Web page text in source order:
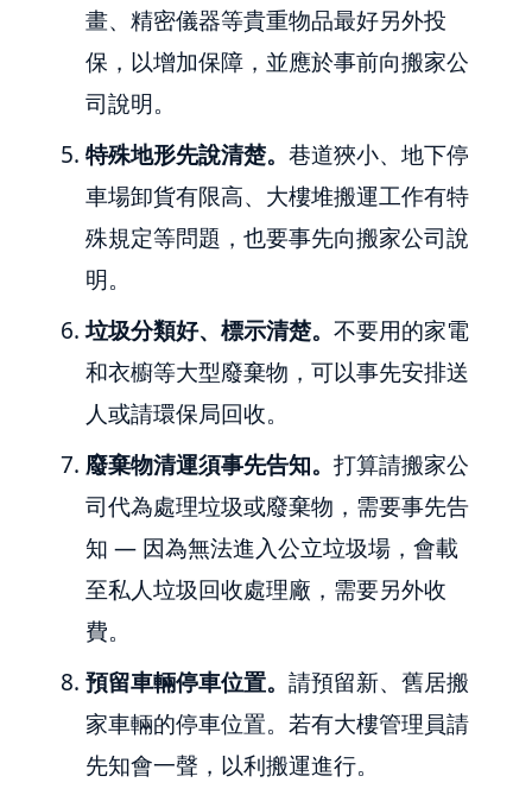
畫、精密儀器等貴重物品最好另外投
保，以增加保障，並應於事前向搬家公
司說明。
特殊地形先說清楚。 巷道狹小、地下停
車場卸貨有限高、大樓堆搬運工作有特
殊規定等問題，也要事先向搬家公司說
明。
垃圾分類好、標示清楚。 不要用的家電
和衣櫥等大型廢棄物，可以事先安排送
人或請環保局回收。
廢棄物清運須事先告知。 打算請搬家公
司代為處理垃圾或廢棄物，需要事先告
知 — 因為無法進入公立垃圾場，會載
至私人垃圾回收處理廠，需要另外收
費。
預留車輛停車位置。 請預留新、舊居搬
家車輛的停車位置。若有大樓管理員請
先知會一聲，以利搬運進行。